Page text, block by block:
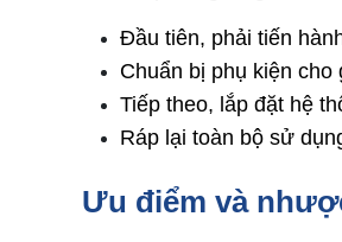
Đầu tiên, phải tiến
Chuẩn bị phụ kiện
Tiếp theo, lắp đặt hệ
Ráp lại toàn bộ sử
Ưu điểm và